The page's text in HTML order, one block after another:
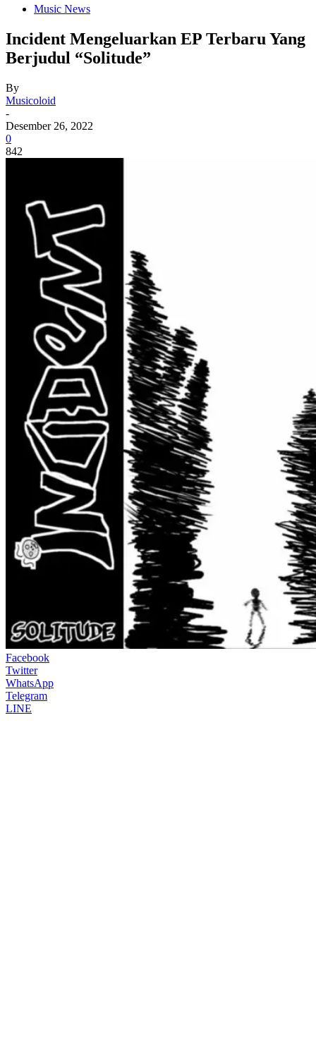
Music News
Incident Mengeluarkan EP Terbaru Yang
Berjudul “Solitude”
By
Musicoloid
-
Desember 26, 2022
0
842
Facebook
Twitter
WhatsApp
Telegram
LINE